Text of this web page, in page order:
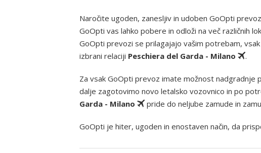
Naročite ugoden, zanesljiv in udoben GoOpti
GoOpti vas lahko pobere in odloži na več različnih
GoOpti prevozi se prilagajajo vašim potrebam,
izbrani relaciji Peschiera del Garda - Milano .
Za vsak GoOpti prevoz imate možnost
dalje zagotovimo novo letalsko vozovnico in po
Garda - Milano
pride do neljube zamude in
GoOpti je hiter, ugoden in enostaven način, da